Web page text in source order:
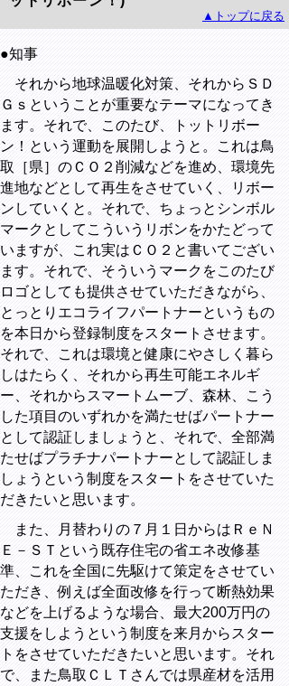
▲トップに戻る
●知事
それから地球温暖化対策、それからＳＤ
Ｇｓということが重要なテーマになってき
ます。それで、このたび、トットリボー
ン！という運動を展開しようと。これは鳥
取［県］のＣＯ２削減などを進め、環境先
進地などとして再生をさせていく、リボー
ンしていくと。それで、ちょっとシンボル
マークとしてこういうリボンをかたどって
いますが、これ実はＣＯ２と書いてござい
ます。それで、そういうマークをこのたび
ロゴとしても提供させていただきながら、
とっとりエコライフパートナーというもの
を本日から登録制度をスタートさせます。
それで、これは環境と健康にやさしく暮ら
しはたらく、それから再生可能エネルギ
ー、それからスマートムーブ、森林、こう
した項目のいずれかを満たせばパートナー
として認証しましょうと、それで、全部満
たせばプラチナパートナーとして認証しま
しょうという制度をスタートをさせていた
だきたいと思います。
また、月替わりの７月１日からはＲｅＮ
Ｅ－ＳＴという既存住宅の省エネ改修基
準、これを全国に先駆けて策定をさせてい
ただき、例えば全面改修を行って断熱効果
などを上げるような場合、最大200万円の
支援をしようという制度を来月からスター
トをさせていただきたいと思います。それ
で、また鳥取ＣＬＴさんでは県産材を活用